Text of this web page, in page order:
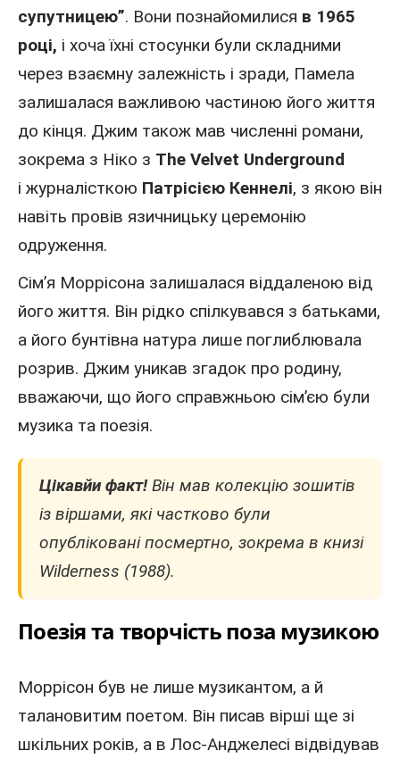
супутницею”. Вони познайомилися в 1965
році, і хоча їхні стосунки були складними
через взаємну залежність і зради, Памела
залишалася важливою частиною його життя
до кінця. Джим також мав численні романи,
зокрема з Ніко з The Velvet Underground
і журналісткою Патрісією Кеннелі, з якою він
навіть провів язичницьку церемонію
одруження.
Сім’я Моррісона залишалася віддаленою від
його життя. Він рідко спілкувався з батьками,
а його бунтівна натура лише поглиблювала
розрив. Джим уникав згадок про родину,
вважаючи, що його справжньою сім’єю були
музика та поезія.
Цікавйи факт!Він мав колекцію зошитів
із віршами, які частково були
опубліковані посмертно, зокрема в книзі
Wilderness (1988).
Поезія та творчість поза музикою
Моррісон був не лише музикантом, а й
талановитим поетом. Він писав вірші ще зі
шкільних років, а в Лос-Анджелесі відвідував